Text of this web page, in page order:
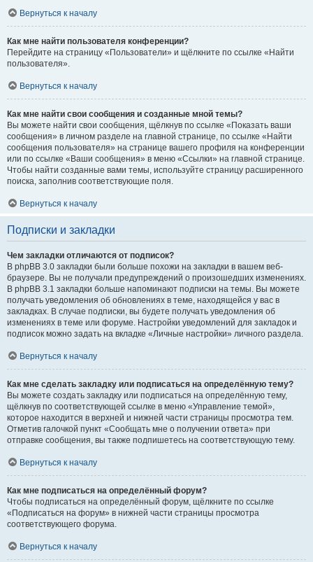
Вернуться к началу
Как мне найти пользователя конференции?
Перейдите на страницу «Пользователи» и щёлкните по ссылке «Найти
пользователя».
Вернуться к началу
Как мне найти свои сообщения и созданные мной темы?
Вы можете найти свои сообщения, щёлкнув по ссылке «Показать ваши
сообщения» в личном разделе на главной странице, по ссылке «Найти
сообщения пользователя» на странице вашего профиля на конференции
или по ссылке «Ваши сообщения» в меню «Ссылки» на главной странице.
Чтобы найти созданные вами темы, используйте страницу расширенного
поиска, заполнив соответствующие поля.
Вернуться к началу
Подписки и закладки
Чем закладки отличаются от подписок?
В phpBB 3.0 закладки были больше похожи на закладки в вашем веб-
браузере. Вы не получали предупреждений о произошедших изменениях.
В phpBB 3.1 закладки больше напоминают подписки на темы. Вы можете
получать уведомления об обновлениях в теме, находящейся у вас в
закладках. В случае подписки, вы будете получать уведомления об
изменениях в теме или форуме. Настройки уведомлений для закладок и
подписок можно задать на вкладке «Личные настройки» личного раздела.
Вернуться к началу
Как мне сделать закладку или подписаться на определённую тему?
Вы можете создать закладку или подписаться на определённую тему,
щёлкнув по соответствующей ссылке в меню «Управление темой»,
которое находится в верхней и нижней части страницы просмотра тем.
Отметив галочкой пункт «Сообщать мне о получении ответа» при
отправке сообщения, вы также подпишетесь на соответствующую тему.
Вернуться к началу
Как мне подписаться на определённый форум?
Чтобы подписаться на определённый форум, щёлкните по ссылке
«Подписаться на форум» в нижней части страницы просмотра
соответствующего форума.
Вернуться к началу